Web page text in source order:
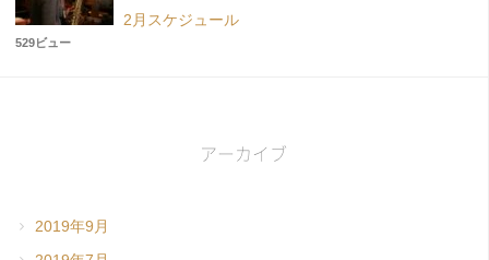
2月スケジュール
529ビュー
アーカイブ
2019年9月